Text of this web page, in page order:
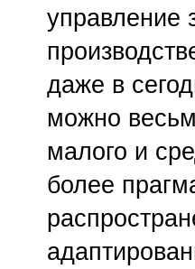
управление
даже в
можно
малого и
более